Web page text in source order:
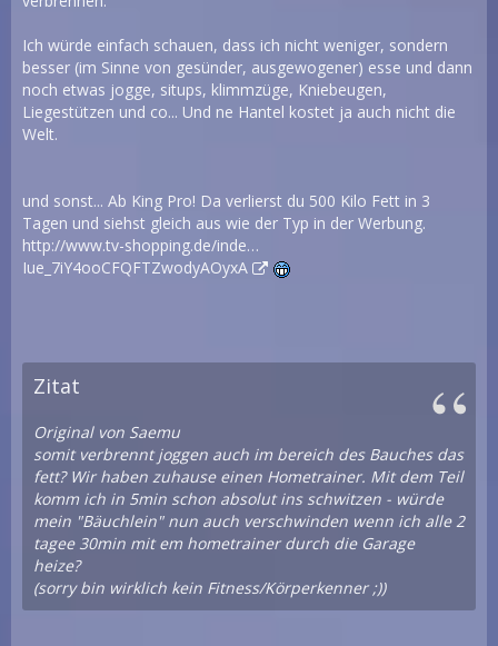
Ich würde einfach schauen, dass ich nicht weniger, sondern
besser (im Sinne von gesünder, ausgewogener) esse und dann
noch etwas jogge, situps, klimmzüge, Kniebeugen,
Liegestützen und co... Und ne Hantel kostet ja auch nicht die
Welt.
und sonst... Ab King Pro! Da verlierst du 500 Kilo Fett in 3
Tagen und siehst gleich aus wie der Typ in der Werbung.
http://www.tv-shopping.de/inde…
Iue_7iY4ooCFQFTZwodyAOyxA
Zitat
Original von Saemu
somit verbrennt joggen auch im bereich des Bauches das
fett? Wir haben zuhause einen Hometrainer. Mit dem Teil
komm ich in 5min schon absolut ins schwitzen - würde
mein "Bäuchlein" nun auch verschwinden wenn ich alle 2
tagee 30min mit em hometrainer durch die Garage
heize?
(sorry bin wirklich kein Fitness/Körperkenner ;))